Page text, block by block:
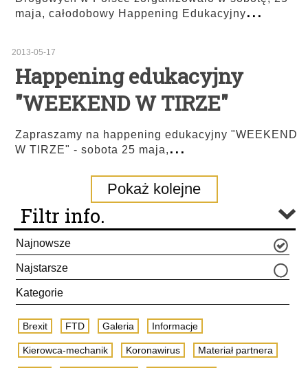
maja, całodobowy Happening Edukacyjny...
2013-05-17
Happening edukacyjny
"WEEKEND W TIRZE"
Zapraszamy na happening edukacyjny "WEEKEND
W TIRZE" - sobota 25 maja,...
Pokaż kolejne
Filtr info.
Najnowsze
Najstarsze
Kategorie
Brexit FTD Galeria Informacje
Kierowca-mechanik Koronawirus Materiał partnera